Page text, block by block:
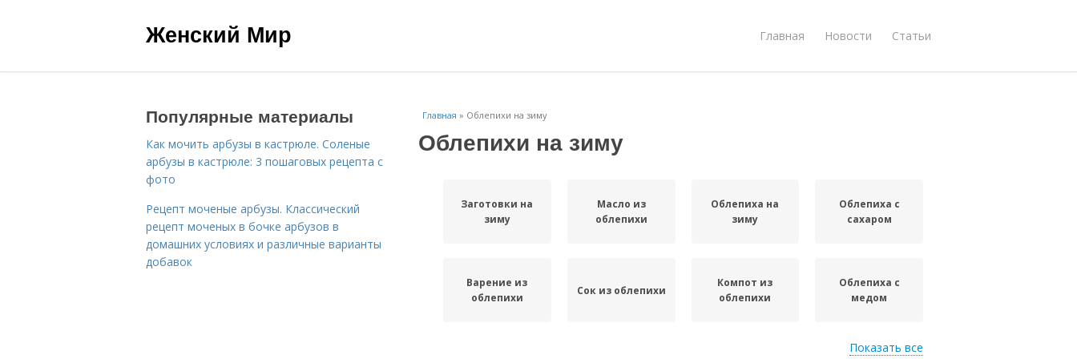
Женский Мир Главная Новости Статьи
Главная » Облепихи на зиму
Облепихи на зиму
Заготовки на
зиму
Масло из
облепихи
Облепиха на
зиму
Облепиха с
сахаром
Варение из
облепихи
Сок из облепихи
Компот из
облепихи
Облепиха с
медом
Показать все
Популярные материалы
Как мочить арбузы в кастрюле. Соленые
арбузы в кастрюле: 3 пошаговых рецепта с
фото
Рецепт моченые арбузы. Классический
рецепт моченых в бочке арбузов в
домашних условиях и различные варианты
добавок